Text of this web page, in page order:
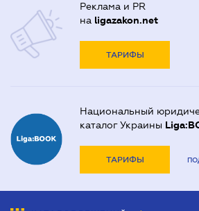
Реклама и PR
на ligazakon.net
ТАРИФЫ
Национальный
каталог Украины
ТАРИФЫ